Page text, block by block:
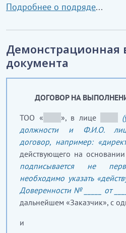
Подробнее о подряде...
Демонстрационная
документа
ДОГОВОР НА
ТОО «
», в лице
должности и Ф.И.О.
договор, например:
действующего на основании
подписывается не
необходимо указать
Доверенности № _____ от
дальнейшем «Заказчик», с
и